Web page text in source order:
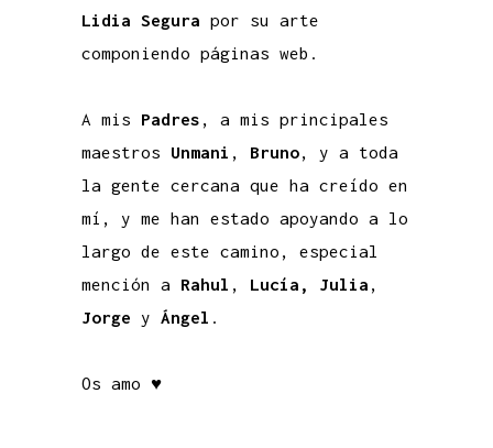
Lidia Segura por su arte
componiendo páginas web.
A mis Padres , a mis principales
maestros Unmani , Bruno, y a toda
la gente cercana que ha creído en
mí, y me han estado apoyando a lo
largo de este camino, especial
mención a Rahul , Lucía, Julia ,
Jorge y Ángel .
Os amo ♥